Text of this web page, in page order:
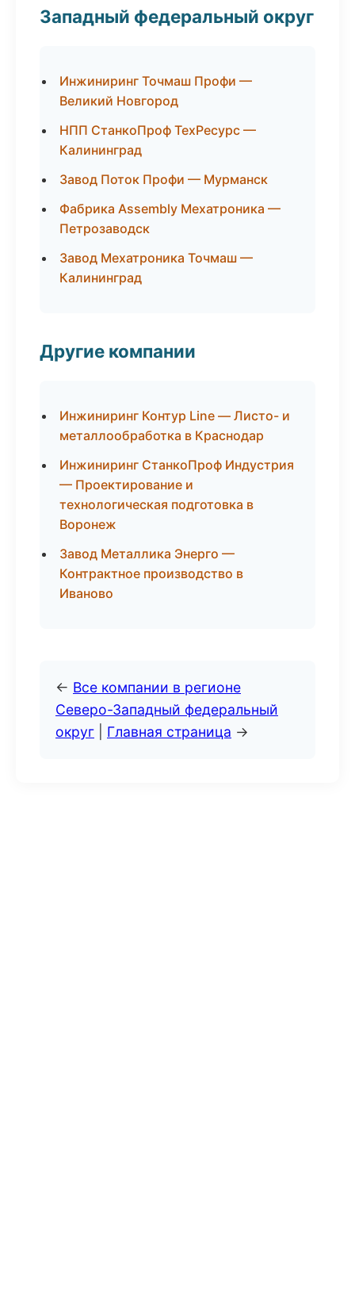
Западный федеральный округ
Инжиниринг Точмаш Профи —
Великий Новгород
НПП СтанкоПроф ТехРесурс —
Калининград
Завод Поток Профи — Мурманск
Фабрика Assembly Мехатроника —
Петрозаводск
Завод Мехатроника Точмаш —
Калининград
Другие компании
Инжиниринг Контур Line — Листо- и
металлообработка в Краснодар
Инжиниринг СтанкоПроф Индустрия
— Проектирование и
технологическая подготовка в
Воронеж
Завод Металлика Энерго —
Контрактное производство в
Иваново
← Все компании в регионе
Северо-Западный федеральный
округ
Главная страница →